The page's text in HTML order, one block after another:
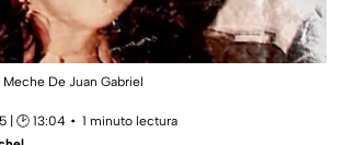
Meche De Juan Gabriel
| 🕑 13:04
1 minuto lectura